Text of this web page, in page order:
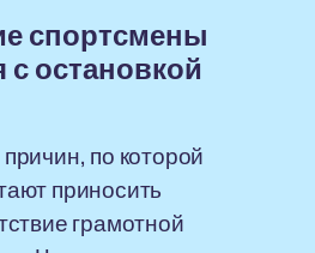
спортсмены
с остановкой
по которой
приносить
грамотной